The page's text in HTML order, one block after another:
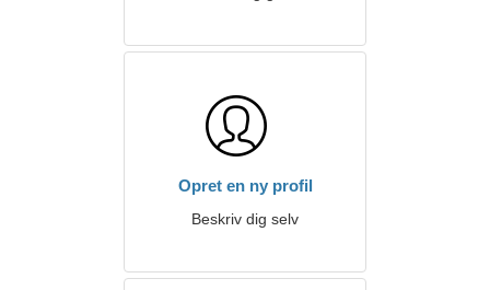
Opret en ny profil
Beskriv dig selv